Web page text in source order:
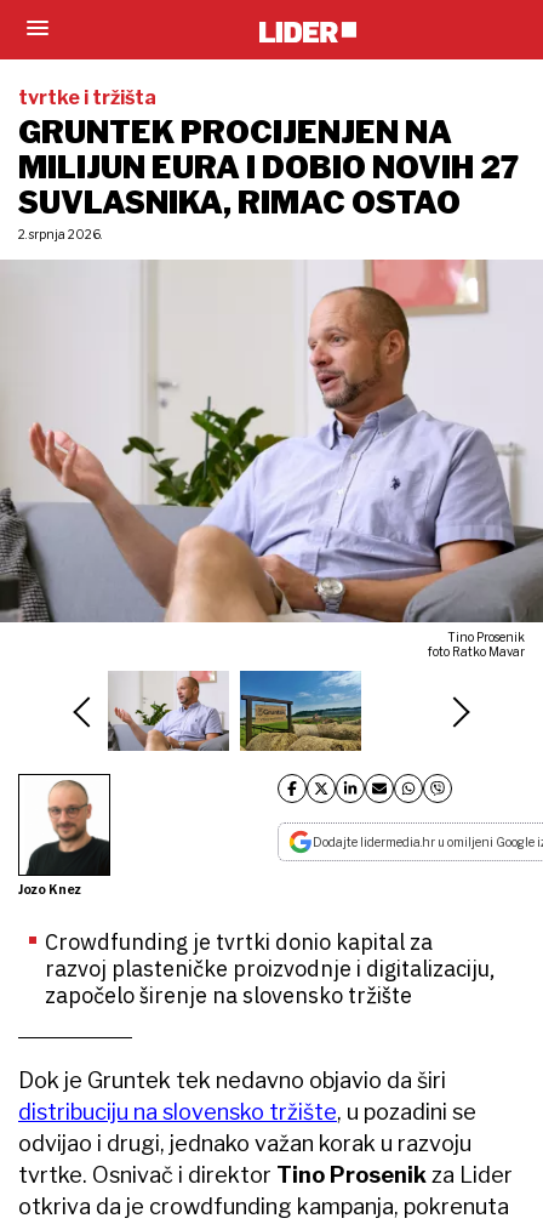
tvrtke i tržišta
GRUNTEK PROCIJENJEN NA
MILIJUN EURA I DOBIO NOVIH 27
SUVLASNIKA, RIMAC OSTAO
2. srpnja 2026.
Tino Prosenik
foto Ratko Mavar
Jozo Knez
Dodajte lidermedia.hr u omiljeni Google
Crowdfunding je tvrtki donio kapital za
razvoj plasteničke proizvodnje i digitalizaciju,
započelo širenje na slovensko tržište
Dok je Gruntek tek nedavno objavio da širi
distribuciju na slovensko tržište, u pozadini se
odvijao i drugi, jednako važan korak u razvoju
tvrtke. Osnivač i direktor Tino Prosenikza Lider
otkriva da je crowdfunding kampanja, pokrenuta